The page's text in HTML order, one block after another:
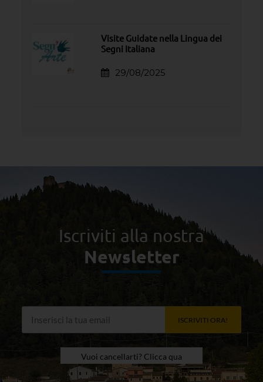
Visite Guidate nella Lingua dei
Segni Italiana
29/08/2025
Iscriviti alla nostra
Newsletter
ISCRIVITI ORA!
Vuoi cancellarti? Clicca qua